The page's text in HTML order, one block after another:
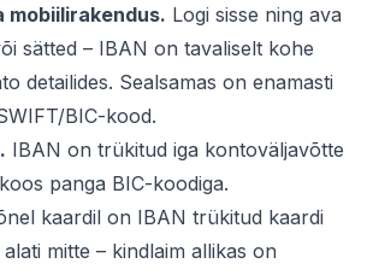
mobiilirakendus. Logi sisse ning ava
sätted – IBAN on tavaliselt kohe
detailides. Sealsamas on enamasti
BIC-kood.
IBAN on trükitud iga kontoväljavõtte
panga BIC-koodiga.
kaardil on IBAN trükitud kaardi
mitte – kindlaim allikas on